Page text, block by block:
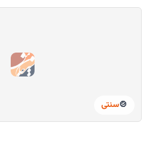
🍲سنتی